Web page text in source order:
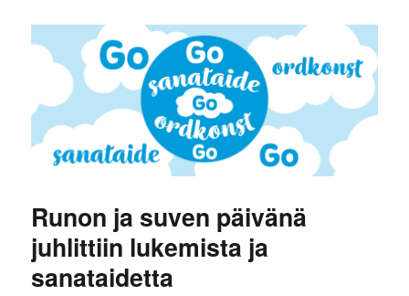
Runon ja suven päivänä
juhlittiin lukemista ja
sanataidetta